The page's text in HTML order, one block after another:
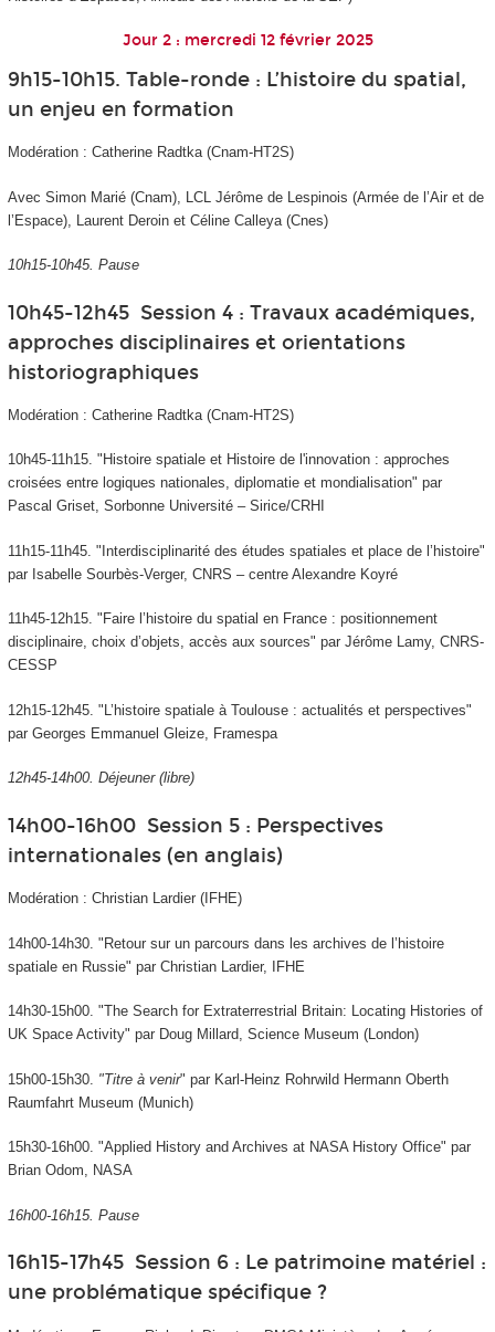
Jour 2 : mercredi 12 février 2025
9h15-10h15. Table-ronde : L’histoire du spatial,
un enjeu en formation
Modération : Catherine Radtka (Cnam-HT2S)
Avec Simon Marié (Cnam), LCL Jérôme de Lespinois (Armée de l’Air et de
l’Espace), Laurent Deroin et Céline Calleya (Cnes)
10h15-10h45. Pause
10h45-12h45 Session 4 : Travaux académiques,
approches disciplinaires et orientations
historiographiques
Modération : Catherine Radtka (Cnam-HT2S)
10h45-11h15. "Histoire spatiale et Histoire de l'innovation : approches
croisées entre logiques nationales, diplomatie et mondialisation" par
Pascal Griset, Sorbonne Université – Sirice/CRHI
11h15-11h45. "Interdisciplinarité des études spatiales et place de l’histoire"
par Isabelle Sourbès-Verger, CNRS – centre Alexandre Koyré
11h45-12h15. "Faire l’histoire du spatial en France : positionnement
disciplinaire, choix d’objets, accès aux sources" par Jérôme Lamy, CNRS-
CESSP
12h15-12h45. "L’histoire spatiale à Toulouse : actualités et perspectives"
par Georges Emmanuel Gleize, Framespa
12h45-14h00. Déjeuner (libre)
14h00-16h00 Session 5 : Perspectives
internationales (en anglais)
Modération : Christian Lardier (IFHE)
14h00-14h30. "Retour sur un parcours dans les archives de l’histoire
spatiale en Russie" par Christian Lardier, IFHE
14h30-15h00. "The Search for Extraterrestrial Britain: Locating Histories of
UK Space Activity" par Doug Millard, Science Museum (London)
15h00-15h30. "Titre à venir" par Karl-Heinz Rohrwild Hermann Oberth
Raumfahrt Museum (Munich)
15h30-16h00. "Applied History and Archives at NASA History Office" par
Brian Odom, NASA
16h00-16h15. Pause
16h15-17h45 Session 6 : Le patrimoine matériel :
une problématique spécifique ?